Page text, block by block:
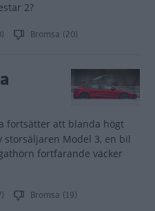
2?
Bromsa (20)
fortsätter att blanda högt
storsäljaren Model 3, en bil
fortfarande väcker
Bromsa (19)